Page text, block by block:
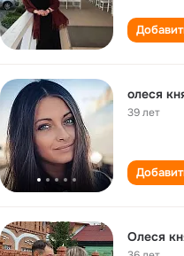
олеся
39 лет
Олеся